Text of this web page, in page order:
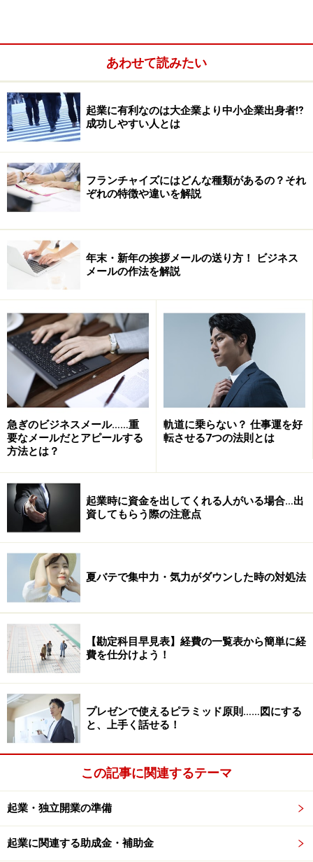
2盲点の窓…自分は気づいていないが他人は知っている自
己
4未知の窓…自分も他人も誰も知らない自己
ジョハリの窓を起業に活かす
起業して成功するには、自分（自社）の長所を活かし、
他社と差別化し、それを広く世間に知らしめることが重
要です。ジョハリの窓のそれぞれの窓ごとに検証してい
きましょう。
1開放の窓
卸してみましょう。あなたの長所はどんなところです
か？まずは自分で考えてみるのです。その長所を活かし
たビジネスモデルを考えましょう。そして、それを積極
的にPRしていくことが重要です。いくら自分の良さを自
分でわかっていても、より多くの人に知ってもらわなけ
れば売上にはつながらないからです。
2盲点の窓
他人は知っているけど、自分では気づいていない長所で
す。もうわかりますよね？この窓を考えるには、他人の
目を借りることが必要です。大きく分けて2つの方法が
あるでしょう。1つは友人や知り合いなどに意見を聞い
てみること。もう1つは、コンサルタントなどの専門家
に意見を求めることです。前者は仕事でやっているわけ
もしれません。この点、専門家だったら的確に指摘して
くれるはずです。ガイドも起業コンサルタント(R)として
引き出すようにしています。
あわせて読みたい
起業に有利なのは大企業より中小企業出身者⁉
成功しやすい人とは
フランチャイズにはどんな種類があるの？それ
ぞれの特徴や違いを解説
年末・新年の挨拶メールの送り方！ ビジネス
メールの作法を解説
急ぎのビジネスメール……重
要なメールだとアピールする
方法とは？
軌道に乗らない？ 仕事運を好
転させる7つの法則とは
起業時に資金を出してくれる人がいる場合…出
資してもらう際の注意点
夏バテで集中力・気力がダウンした時の対処法
【勘定科目早見表】経費の一覧表から簡単に経
費を仕分けよう！
プレゼンで使えるピラミッド原則……図にする
と、上手く話せる！
この記事に関連するテーマ
起業・独立開業の準備
起業に関連する助成金・補助金